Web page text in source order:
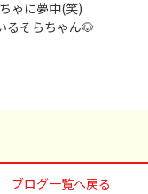
ゃに夢中(笑)
るそらちゃん🐶
ブログ一覧へ戻る